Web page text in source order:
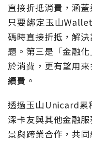
直接折抵消費，涵
只要綁定玉山
碼時直接折抵，解
題。第三是「金融
於消費，更有望用
續費。
透過玉山Unicard累
深卡友與其他金融
景與跨業合作，共